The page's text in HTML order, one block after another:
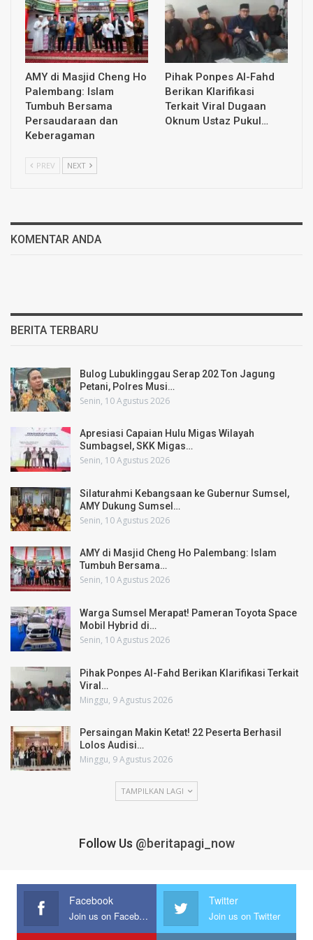
AMY di Masjid Cheng Ho
Palembang: Islam
Tumbuh Bersama
Persaudaraan dan
Keberagaman
Pihak Ponpes Al-Fahd
Berikan Klarifikasi
Terkait Viral Dugaan
Oknum Ustaz Pukul…
PREV NEXT
KOMENTAR ANDA
BERITA TERBARU
Bulog Lubuklinggau Serap 202 Ton Jagung
Petani, Polres Musi…
Senin, 10 Agustus 2026
Apresiasi Capaian Hulu Migas Wilayah
Sumbagsel, SKK Migas…
Senin, 10 Agustus 2026
Silaturahmi Kebangsaan ke Gubernur Sumsel,
AMY Dukung Sumsel…
Senin, 10 Agustus 2026
AMY di Masjid Cheng Ho Palembang: Islam
Tumbuh Bersama…
Senin, 10 Agustus 2026
Warga Sumsel Merapat! Pameran Toyota Space
Mobil Hybrid di…
Senin, 10 Agustus 2026
Pihak Ponpes Al-Fahd Berikan Klarifikasi Terkait
Viral…
Minggu, 9 Agustus 2026
Persaingan Makin Ketat! 22 Peserta Berhasil
Lolos Audisi…
Minggu, 9 Agustus 2026
TAMPILKAN LAGI
Follow Us @beritapagi_now
Facebook
Join us on Facebook
Twitter
Join us on Twitter